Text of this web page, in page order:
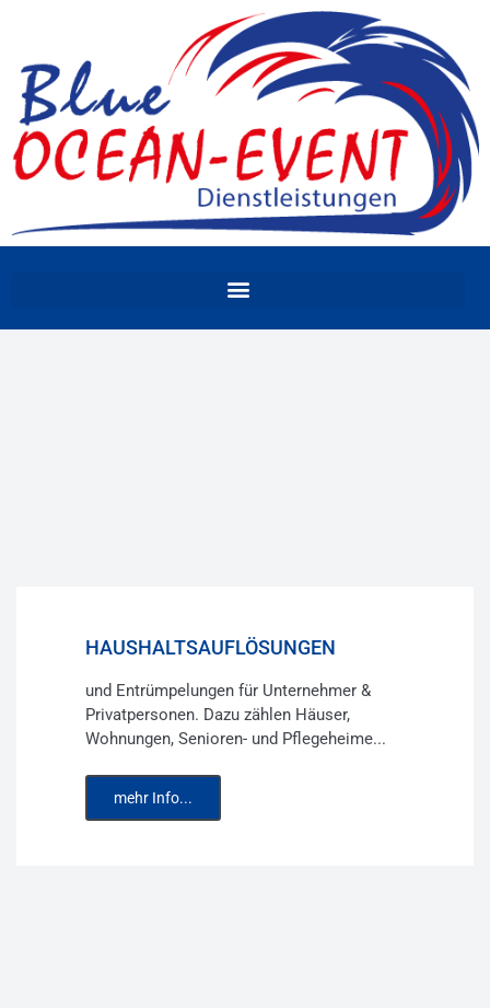
HAUSHALTSAUFLÖSUNGEN
und Entrümpelungen für Unternehmer &
Privatpersonen. Dazu zählen Häuser,
Wohnungen, Senioren- und Pflegeheime...
mehr Info...